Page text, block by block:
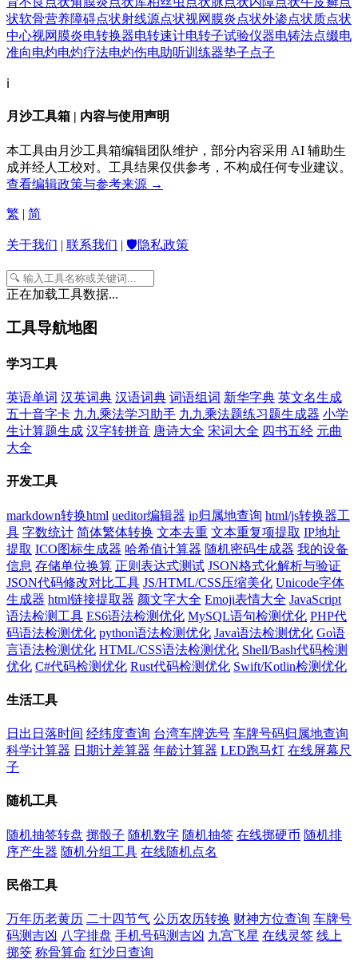
状软骨营养障碍点状射线源点状视网膜炎点状外渗点状质点状
中心视网膜炎电转换器电转速计电转子试验仪器电铸法点缀电
准向电灼电灼疗法电灼伤电助听训练器垫子点子
ℹ️
月沙工具箱 | 内容与使用声明
本工具由月沙工具箱编辑团队维护，部分内容采用 AI 辅助生
成并经人工校对。工具结果仅供参考，不构成任何专业建议。
查看编辑政策与参考来源 →
繁 | 简
关于我们 | 联系我们 | 🛡️隐私政策
正在加载工具数据...
工具导航地图
学习工具
英语单词 汉英词典 汉语词典 词语组词 新华字典 英文名生成
五十音字卡 九九乘法学习助手 九九乘法题练习题生成器 小学
生计算题生成 汉字转拼音 唐诗大全 宋词大全 四书五经 元曲
大全
开发工具
markdown转换html ueditor编辑器 ip归属地查询 html/js转换器工
具 字数统计 简体繁体转换 文本去重 文本重复项提取 IP地址
提取 ICO图标生成器 哈希值计算器 随机密码生成器 我的设备
信息 存储单位换算 正则表达式测试 JSON格式化解析与验证
JSON代码修改对比工具 JS/HTML/CSS压缩美化 Unicode字体
生成器 html链接提取器 颜文字大全 Emoji表情大全 JavaScript
语法检测工具 ES6语法检测优化 MySQL语句检测优化 PHP代
码语法检测优化 python语法检测优化 Java语法检测优化 Go语
言语法检测优化 HTML/CSS语法检测优化 Shell/Bash代码检测
优化 C#代码检测优化 Rust代码检测优化 Swift/Kotlin检测优化
生活工具
日出日落时间 经纬度查询 台湾车牌选号 车牌号码归属地查询
科学计算器 日期计差算器 年龄计算器 LED跑马灯 在线屏幕尺
子
随机工具
随机抽签转盘 掷骰子 随机数字 随机抽签 在线掷硬币 随机排
序产生器 随机分组工具 在线随机点名
民俗工具
万年历老黄历 二十四节气 公历农历转换 财神方位查询 车牌号
码测吉凶 八字排盘 手机号码测吉凶 九宫飞星 在线灵签 线上
掷筊 称骨算命 红沙日查询